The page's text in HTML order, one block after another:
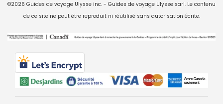
©2026 Guides de voyage Ulysse inc. - Guides de voyage Ulysse sarl. Le contenu
de ce site ne peut être reproduit ni réutilisé sans autorisation écrite.